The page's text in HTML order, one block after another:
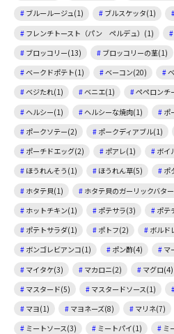
ブルールージュ(1)
ブルスケッタ(1)
フレンチトースト（パン ペルデュ）(1)
ブロッコリー(13)
ブロッコリーの茎(1)
ベークドポテト(1)
ベーコン(20)
ベジたれ(1)
ベニエ(1) ペペロンチ
ヘルシー(1)
ヘルシーな焼肉(1) ポ
ポークソテー(2)
ポークディアブル(1)
ポーチドエッグ(2)
ポアレ(1) ボイ
ほうれんそう(1)
ほうれん草(5) ポ
ホタテ貝(1)
ホタテ貝のガーリックバタ
ホットチキン(1)
ポテサラ(3) ポテ
ポテトサラダ(1)
ポトフ(2) ボルド
ボンゴレビアンコ(1)
ポン酢(4) マ
マイタケ(3)
マカロニ(2) マグロ(4)
マスタード(5)
マスタードソース(1)
マヨ(1)
マヨネーズ(8) マリネ(7)
ミートソース(3)
ミートパイ(1) ミ